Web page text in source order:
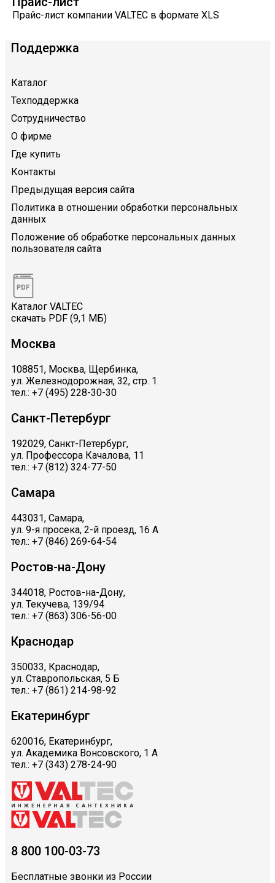
Прайс-лист компании VALTEC в формате XLS
Поддержка
Каталог
Техподдержка
Сотрудничество
О фирме
Где купить
Контакты
Предыдущая версия сайта
Политика в отношении обработки персональных
данных
Положение об обработке персональных данных
пользователя сайта
Каталог VALTEC
скачать PDF (9,1 МБ)
Москва
108851, Москва, Щербинка,
ул. Железнодорожная, 32, стр. 1
тел.: +7 (495) 228-30-30
Санкт-Петербург
192029, Санкт-Петербург,
ул. Профессора Качалова, 11
тел.: +7 (812) 324-77-50
Самара
443031, Самара,
ул. 9-я просека, 2-й проезд, 16 А
тел.: +7 (846) 269-64-54
Ростов-на-Дону
344018, Ростов-на-Дону,
ул. Текучева, 139/94
тел.: +7 (863) 306-56-00
Краснодар
350033, Краснодар,
ул. Ставропольская, 5 Б
тел.: +7 (861) 214-98-92
Екатеринбург
620016, Екатеринбург,
ул. Академика Вонсовского, 1 А
тел.: +7 (343) 278-24-90
8 800 100-03-73
Бесплатные звонки из России